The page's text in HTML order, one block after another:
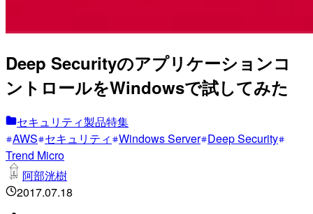
Deep Securityのアプリケーションコ
ントロールをWindowsで試してみた
セキュリティ製品特集
AWS セキュリティ Windows Server Deep Security
Trend Micro
阿部洸樹
2017.07.18